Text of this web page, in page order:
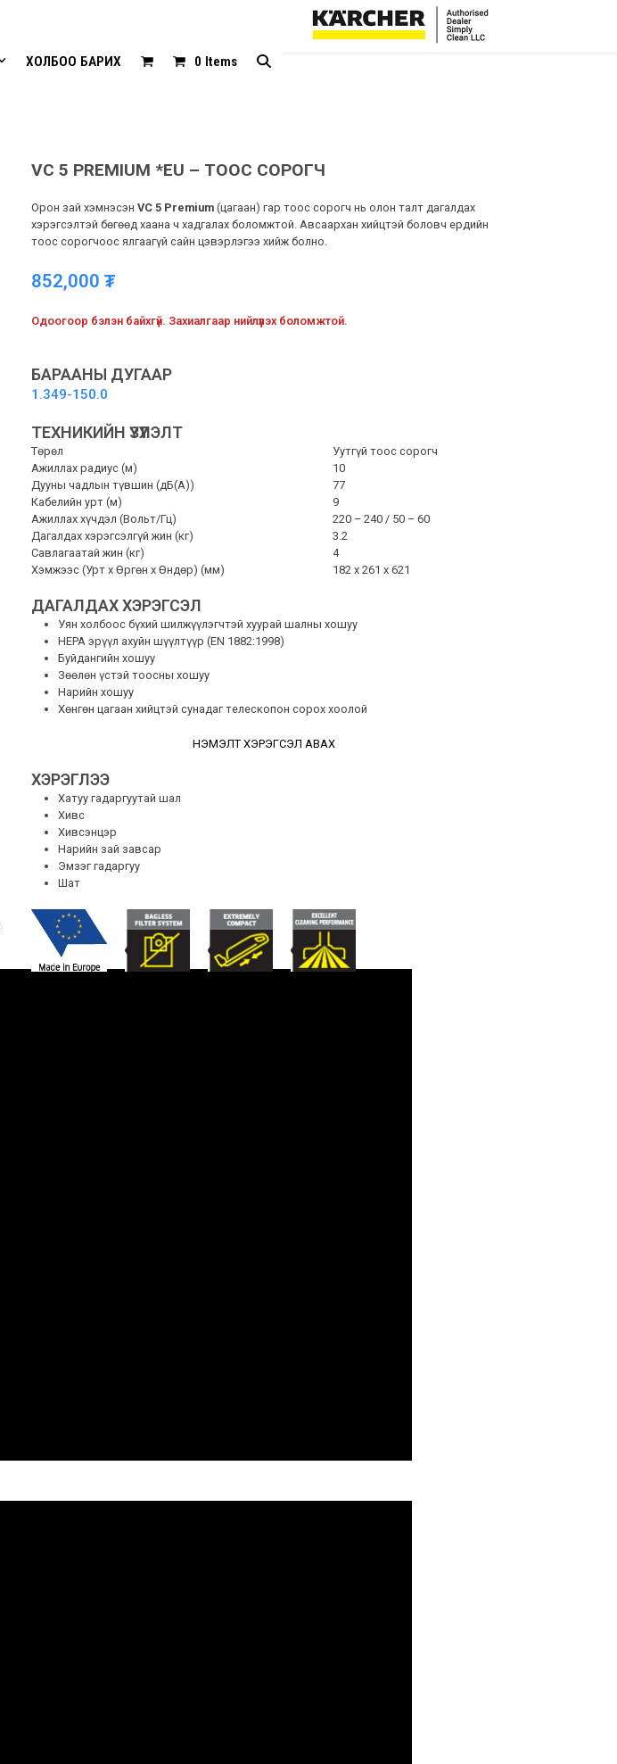
ХОЛБОО БАРИХ 0 Items
VC 5 PREMIUM *EU – ТООС СОРОГЧ
Орон зай хэмнэсэн VC 5 Premium (цагаан) гар тоос сорогч нь олон талт дагалдах
хэрэгсэлтэй бөгөөд хаана ч хадгалах боломжтой. Авсаархан хийцтэй боловч ердийн
тоос сорогчоос ялгаагүй сайн цэвэрлэгээ хийж болно.
852,000 ₮
Одоогоор бэлэн байхгүй. Захиалгаар нийлүүлэх боломжтой.
БАРААНЫ ДУГААР
1.349-150.0
ТЕХНИКИЙН ҮЗҮҮЛЭЛТ
Төрөл
Уутгүй тоос сорогч
Ажиллах радиус (м)
10
Дууны чадлын түвшин (дБ(А))
77
Кабелийн урт (м)
9
Ажиллах хүчдэл (Вольт/Гц)
220 – 240 / 50 – 60
Дагалдах хэрэгсэлгүй жин (кг)
3.2
Савлагаатай жин (кг)
4
Хэмжээс (Урт x Өргөн x Өндөр) (мм)
182 x 261 x 621
ДАГАЛДАХ ХЭРЭГСЭЛ
Уян холбоос бүхий шилжүүлэгчтэй хуурай шалны хошуу
HEPA эрүүл ахуйн шүүлтүүр (EN 1882:1998)
Буйдангийн хошуу
Зөөлөн үстэй тоосны хошуу
Нарийн хошуу
Хөнгөн цагаан хийцтэй сунадаг телескопон сорох хоолой
НЭМЭЛТ ХЭРЭГСЭЛ АВАХ
ХЭРЭГЛЭЭ
Хатуу гадаргуутай шал
Хивс
Хивсэнцэр
Нарийн зай завсар
Эмзэг гадаргуу
Шат